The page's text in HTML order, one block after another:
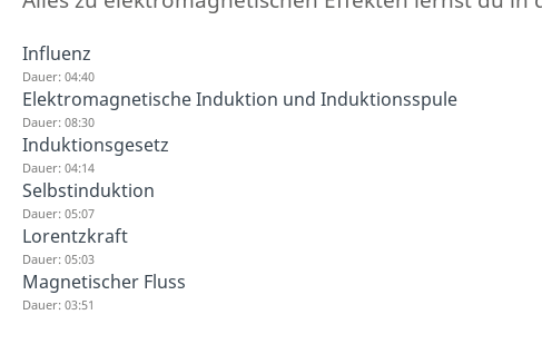
Influenz
Dauer: 04:40
Elektromagnetische Induktion und Induktionsspule
Dauer: 08:30
Induktionsgesetz
Dauer: 04:14
Selbstinduktion
Dauer: 05:07
Lorentzkraft
Dauer: 05:03
Magnetischer Fluss
Dauer: 03:51